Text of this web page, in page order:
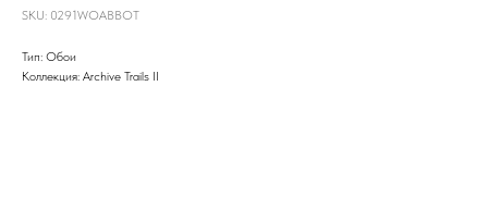
SKU: 0291WOABBOT
Тип: Обои
Коллекция: Archive Trails II